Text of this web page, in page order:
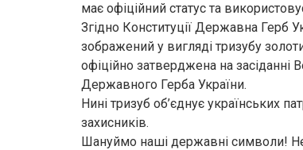
має офіційний статус та
Згідно Конституції Державна Герб
зображений у вигляді тризубу
офіційно затверджена на
Державного Герба України.
Нині тризуб об’єднує українських
захисників.
Шануймо наші державні символи!